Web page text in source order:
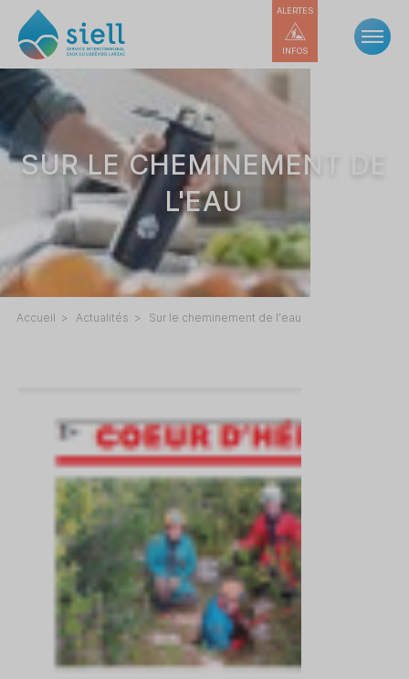
SUR LE CHEMINEMENT DE
L'EAU
Accueil Actualités Sur le cheminement de l'eau
ALERTES
INFOS